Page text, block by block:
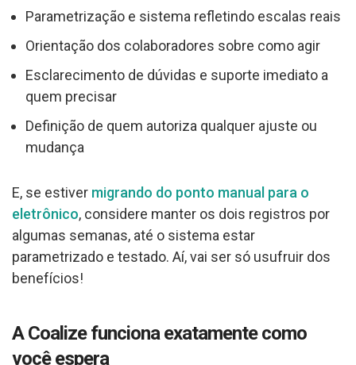
Parametrização e sistema refletindo escalas reais
Orientação dos colaboradores sobre como agir
Esclarecimento de dúvidas e suporte imediato a
quem precisar
Definição de quem autoriza qualquer ajuste ou
mudança
E, se estiver migrando do ponto manual para o
eletrônico, considere manter os dois registros por
algumas semanas, até o sistema estar
parametrizado e testado. Aí, vai ser só usufruir dos
benefícios!
A Coalizefunciona exatamente como
você espera